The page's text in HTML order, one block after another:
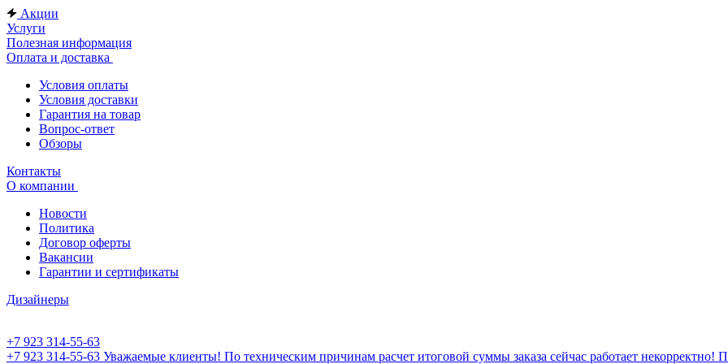
Акции
Услуги
Полезная информация
Оплата и доставка
Условия оплаты
Условия доставки
Гарантия на товар
Вопрос-ответ
Обзоры
Контакты
О компании
Новости
Политика
Договор оферты
Вакансии
Гарантии и сертификаты
Дизайнеры
+7 923 314-55-63
+7 923 314-55-63 Уважаемые клиенты! По техническим причинам расчет итоговой суммы заказа сейчас работает